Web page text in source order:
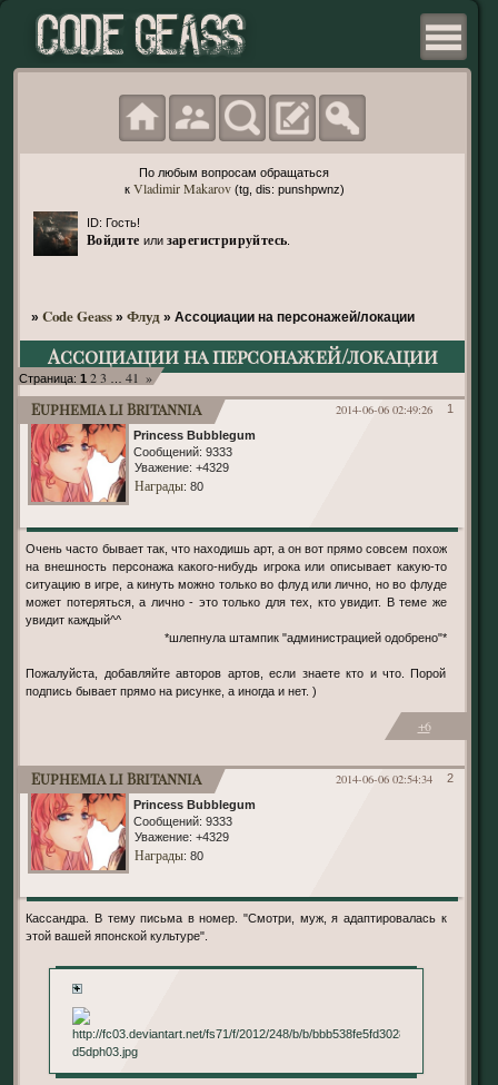
По любым вопросам обращаться
к Vladimir Makarov(tg, dis: punshpwnz)
ID: Гость!
Войдите или зарегистрируйтесь
» Code Geass » Флуд » Ассоциации на персонажей/локации
Ассоциации на персонажей/локации
Страница: 1 2 3 41 »
1
2014-06-06 02:49:26
Euphemia li Britannia
Princess Bubblegum
Сообщений: 9333
Уважение: +4329
Награды: 80
Очень часто бывает так, что находишь арт, а он вот прямо совсем похож
на внешность персонажа какого-нибудь игрока или описывает какую-то
ситуацию в игре, а кинуть можно только во флуд или лично, но во флуде
может потеряться, а лично - это только для тех, кто увидит. В теме же
увидит каждый^^
*шлепнула штампик "администрацией одобрено"*
Пожалуйста, добавляйте авторов артов, если знаете кто и что. Порой
подпись бывает прямо на рисунке, а иногда и нет. )
+6
2
2014-06-06 02:54:34
Euphemia li Britannia
Princess Bubblegum
Сообщений: 9333
Уважение: +4329
Награды: 80
Кассандра. В тему письма в номер. "Смотри, муж, я адаптировалась к
этой вашей японской культуре".
+